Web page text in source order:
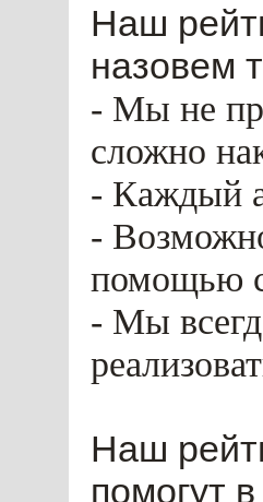
Наш
назовем
- Мы не
сложно
- Каждый
-
помощью
- Мы
Наш
помогут